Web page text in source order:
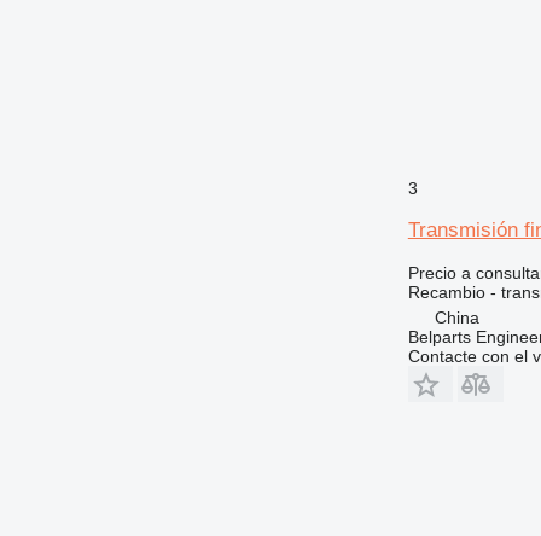
3
Transmisión
Precio a
Recambio -
China
Belparts
Contacte con el